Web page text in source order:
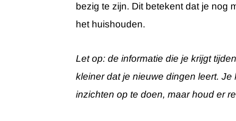
bezig te zijn. Dit betekent dat je nog
het huishouden.
Let op: de informatie die je krijgt
kleiner dat je nieuwe dingen leert.
inzichten op te doen, maar houd er